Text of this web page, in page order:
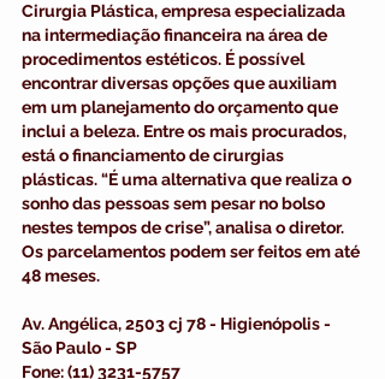
Cirurgia Plástica, empresa especializada
na intermediação financeira na área de
procedimentos estéticos. É possível
encontrar diversas opções que auxiliam
em um planejamento do orçamento que
inclui a beleza. Entre os mais procurados,
está o financiamento de cirurgias
plásticas. “É uma alternativa que realiza o
sonho das pessoas sem pesar no bolso
nestes tempos de crise”, analisa o diretor.
Os parcelamentos podem ser feitos em até
48 meses.
Av. Angélica, 2503 cj 78 - Higienópolis -
São Paulo - SP
Fone: (11) 3231-5757